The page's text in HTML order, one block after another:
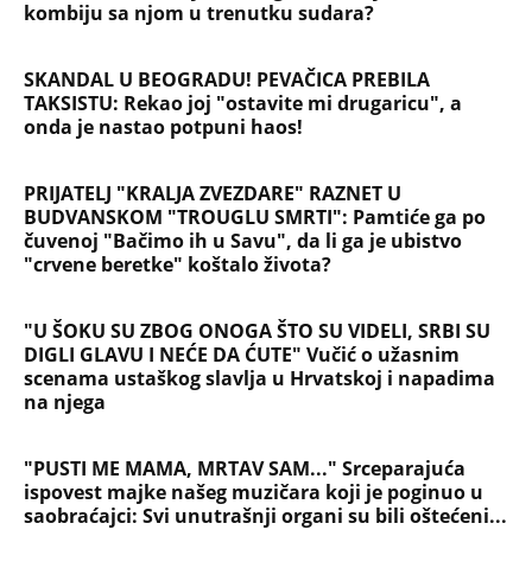
kombiju sa njom u trenutku sudara?
SKANDAL U BEOGRADU! PEVAČICA PREBILA
TAKSISTU: Rekao joj "ostavite mi drugaricu", a
onda je nastao potpuni haos!
PRIJATELJ "KRALJA ZVEZDARE" RAZNET U
BUDVANSKOM "TROUGLU SMRTI": Pamtiće ga po
čuvenoj "Bačimo ih u Savu", da li ga je ubistvo
"crvene beretke" koštalo života?
"U ŠOKU SU ZBOG ONOGA ŠTO SU VIDELI, SRBI SU
DIGLI GLAVU I NEĆE DA ĆUTE" Vučić o užasnim
scenama ustaškog slavlja u Hrvatskoj i napadima
na njega
"PUSTI ME MAMA, MRTAV SAM..." Srceparajuća
ispovest majke našeg muzičara koji je poginuo u
saobraćajci: Svi unutrašnji organi su bili oštećeni...